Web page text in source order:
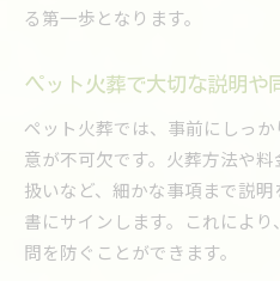
る第一歩となります。
ペット火葬で大切な説明や
ペット火葬では、事前にしっ
意が不可欠です。火葬方法や
扱いなど、細かな事項まで説
書にサインします。これによ
問を防ぐことができます。